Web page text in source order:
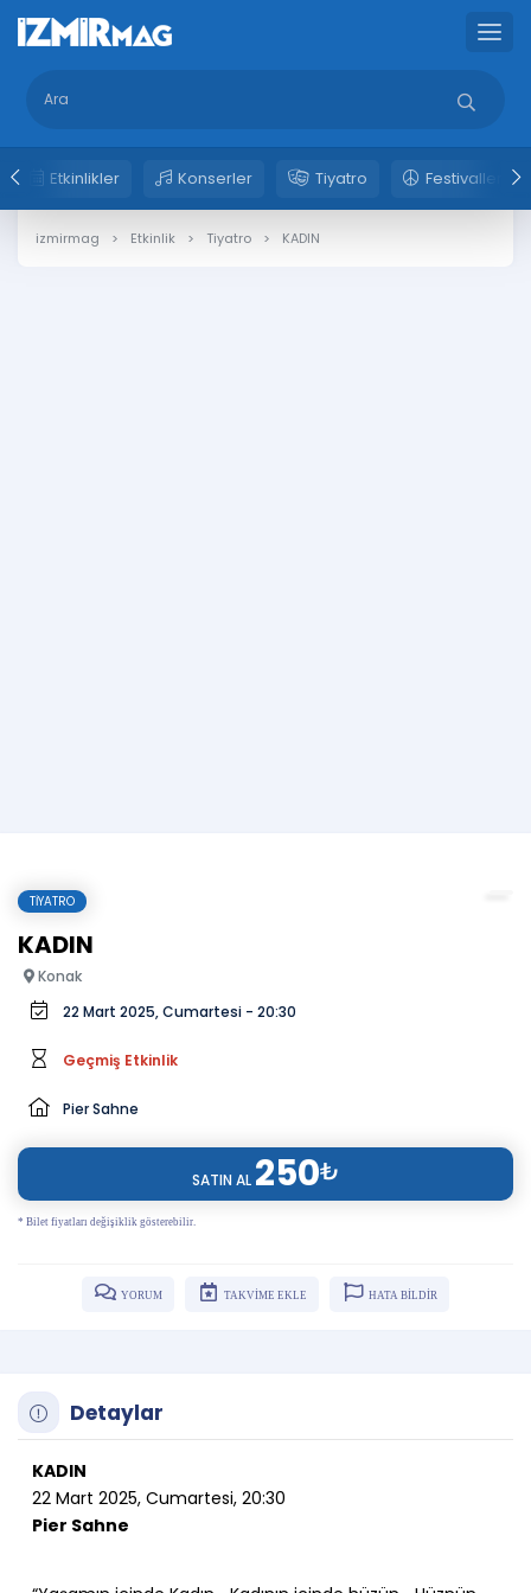
Etkinlikler Konserler Tiyatro Festivaller
izmirmag Etkinlik Tiyatro KADIN
TIYATRO
KADIN
Konak
22 Mart 2025, Cumartesi - 20:30
Geçmiş Etkinlik
Pier Sahne
SATIN AL 250₺
* Bilet fiyatları değişiklik gösterebilir.
YORUM TAKVİME EKLE HATA BİLDİR
Detaylar
KADIN
22 Mart 2025, Cumartesi, 20:30
Pier Sahne